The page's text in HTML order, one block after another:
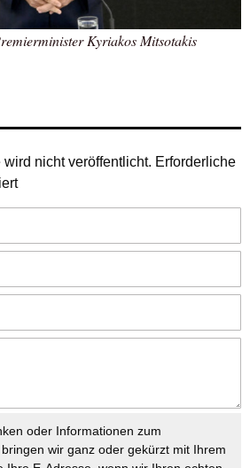
Kyriakos Mitsotakis
nicht veröffentlicht. Erforderliche
oder Informationen zum
wir ganz oder gekürzt mit Ihrem